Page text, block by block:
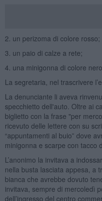
2. un perizoma di colore rosso;
3. un paio di calze a rete;
4. una minigonna di colore nero.
La segretaria, nel trascrivere
La denunciante li aveva
specchietto dell'auto. Oltre ai
biglietto con la frase "per
ricevuto delle lettere con su
“appuntamenti al buio” dove
minigonna e scarpe con tacco
L’anonimo la invitava a
nella busta lasciata appesa, a
bianca che avrebbe dovuto
invitava, sempre di mercoledì
dell’ingresso del centro